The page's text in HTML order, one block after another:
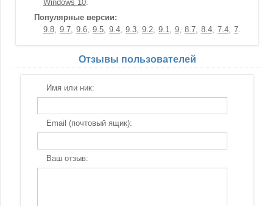
Windows 10
Популярные версии:
9.8
9.7 9.6 9.5 9.4 9.3 9.2 9.1 9 8.7 8.4 7.4 7
Отзывы пользователей
Имя или ник:
Email (почтовый ящик):
Ваш отзыв: